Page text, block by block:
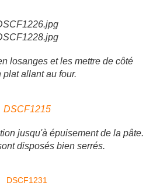
losanges et les mettre de côté
plat allant au four.
jusqu'à épuisement de la pâte.
disposés bien serrés.